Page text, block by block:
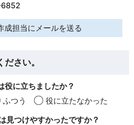
成担当にメールを送る
さい。
役に立ちましたか？
ふつう
役に立たなかった
見つけやすかったですか？